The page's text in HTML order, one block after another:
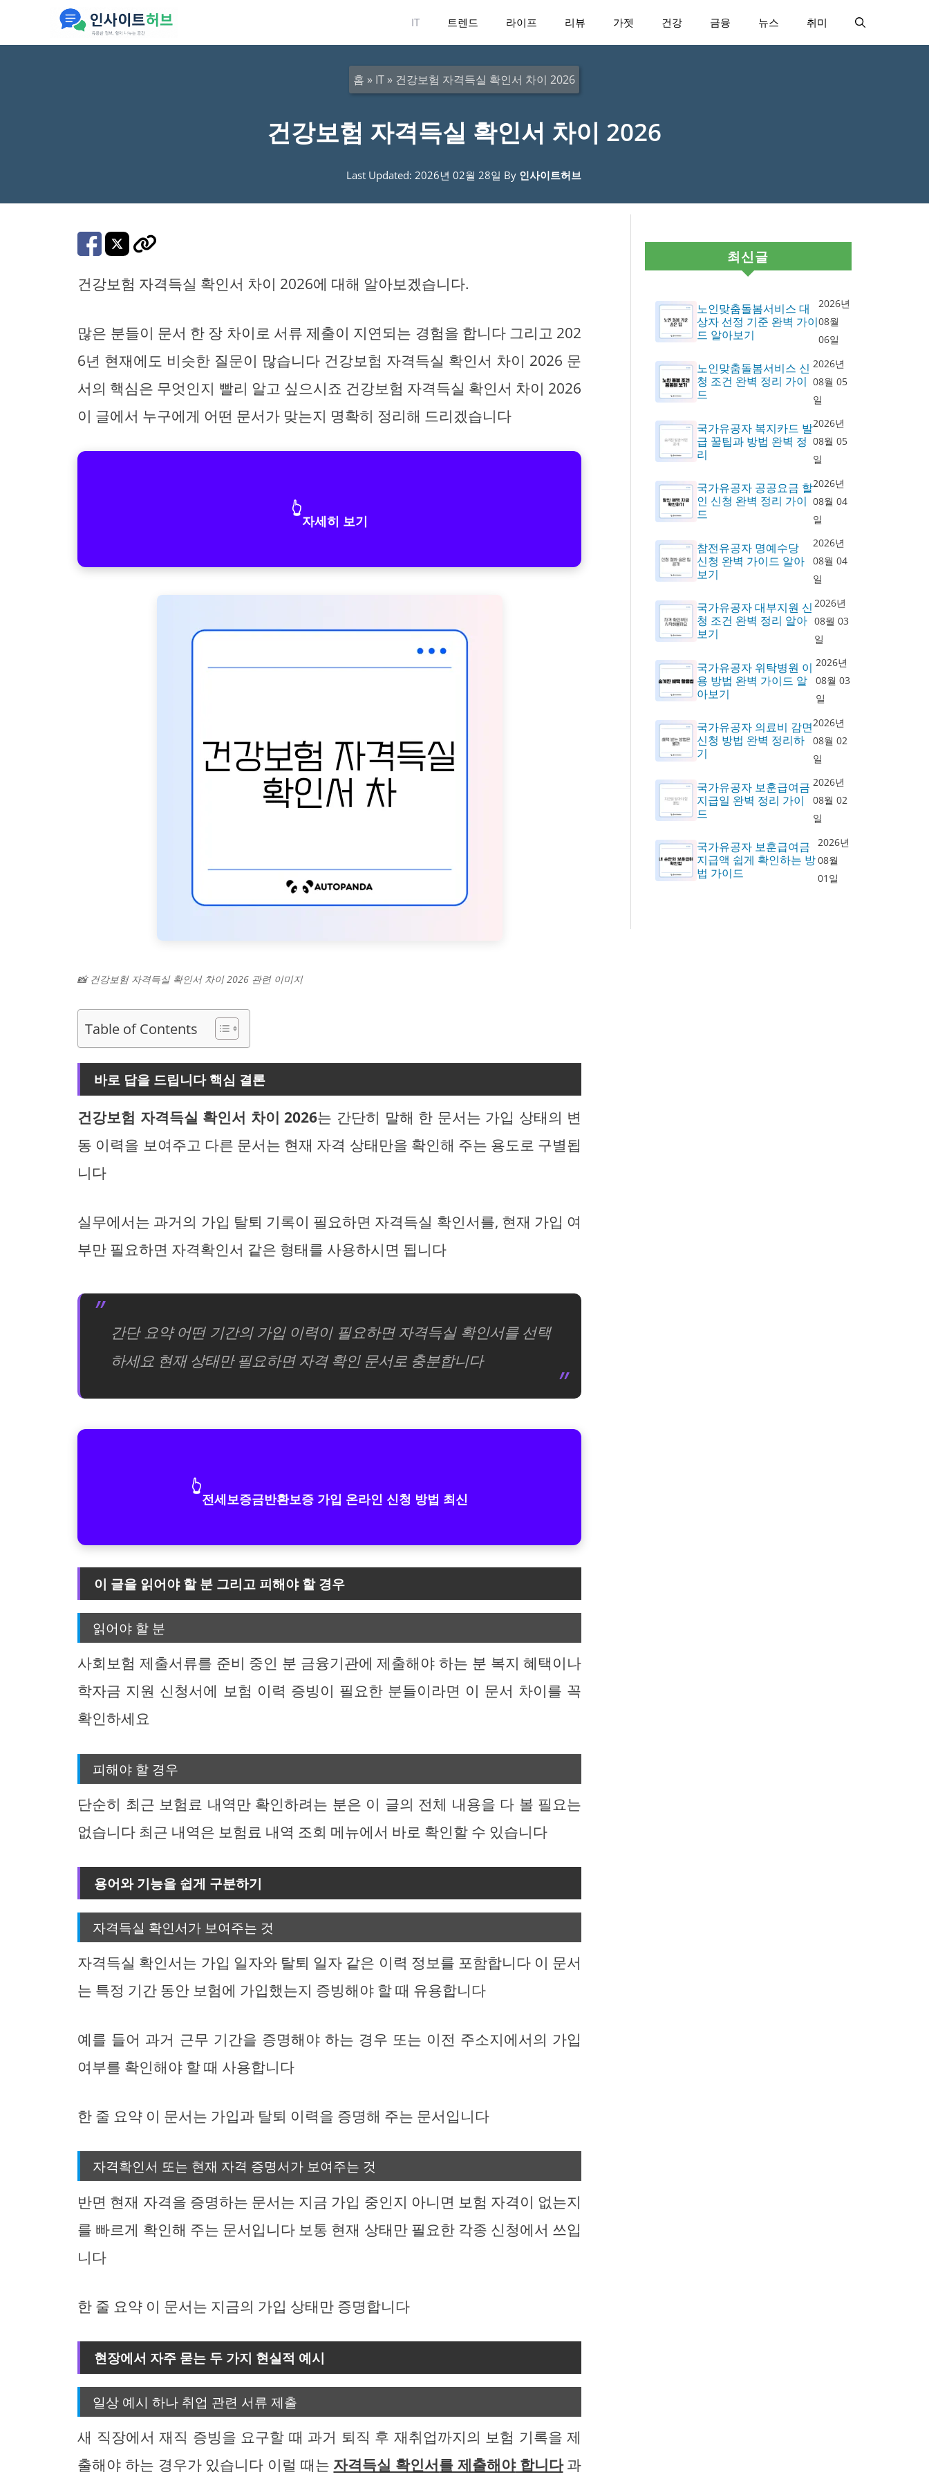
IT 트렌드 라이프 리뷰 가젯 건강 금융 뉴스 취미
홈 » IT» 건강보험 자격득실 확인서 차이 2026
건강보험 자격득실 확인서 차이 2026
Last Updated: 2026년 02월 28일 By 인사이트허브
건강보험 자격득실 확인서 차이 2026에 대해 알아보겠습니다.
많은 분들이 문서 한 장 차이로 서류 제출이 지연되는 경험을 합니다 그리고 202
6년 현재에도 비슷한 질문이 많습니다 건강보험 자격득실 확인서 차이 2026 문
서의 핵심은 무엇인지 빨리 알고 싶으시죠 건강보험 자격득실 확인서 차이 2026
이 글에서 누구에게 어떤 문서가 맞는지 명확히 정리해 드리겠습니다
👆
자세히 보기
📸 건강보험 자격득실 확인서 차이 2026 관련 이미지
Table of Contents
바로 답을 드립니다 핵심 결론
건강보험 자격득실 확인서 차이 2026는 간단히 말해 한 문서는 가입 상태의 변
동 이력을 보여주고 다른 문서는 현재 자격 상태만을 확인해 주는 용도로 구별됩
니다
실무에서는 과거의 가입 탈퇴 기록이 필요하면 자격득실 확인서를, 현재 가입 여
부만 필요하면 자격확인서 같은 형태를 사용하시면 됩니다
간단 요약 어떤 기간의 가입 이력이 필요하면 자격득실 확인서를 선택
하세요 현재 상태만 필요하면 자격 확인 문서로 충분합니다
👆
전세보증금반환보증 가입 온라인 신청 방법 최신
이 글을 읽어야 할 분 그리고 피해야 할 경우
읽어야 할 분
사회보험 제출서류를 준비 중인 분 금융기관에 제출해야 하는 분 복지 혜택이나
학자금 지원 신청서에 보험 이력 증빙이 필요한 분들이라면 이 문서 차이를 꼭
확인하세요
피해야 할 경우
단순히 최근 보험료 내역만 확인하려는 분은 이 글의 전체 내용을 다 볼 필요는
없습니다 최근 내역은 보험료 내역 조회 메뉴에서 바로 확인할 수 있습니다
용어와 기능을 쉽게 구분하기
자격득실 확인서가 보여주는 것
자격득실 확인서는 가입 일자와 탈퇴 일자 같은 이력 정보를 포함합니다 이 문서
는 특정 기간 동안 보험에 가입했는지 증빙해야 할 때 유용합니다
예를 들어 과거 근무 기간을 증명해야 하는 경우 또는 이전 주소지에서의 가입
여부를 확인해야 할 때 사용합니다
한 줄 요약 이 문서는 가입과 탈퇴 이력을 증명해 주는 문서입니다
자격확인서 또는 현재 자격 증명서가 보여주는 것
반면 현재 자격을 증명하는 문서는 지금 가입 중인지 아니면 보험 자격이 없는지
를 빠르게 확인해 주는 문서입니다 보통 현재 상태만 필요한 각종 신청에서 쓰입
니다
한 줄 요약 이 문서는 지금의 가입 상태만 증명합니다
현장에서 자주 묻는 두 가지 현실적 예시
일상 예시 하나 취업 관련 서류 제출
새 직장에서 재직 증빙을 요구할 때 과거 퇴직 후 재취업까지의 보험 기록을 제
출해야 하는 경우가 있습니다 이럴 때는 자격득실 확인서를 제출해야합니다과
최신글
노인맞춤돌봄서비스 대
상자 선정 기준 완벽 가이
드 알아보기
2026년
08월
06일
노인맞춤돌봄서비스 신
청 조건 완벽 정리 가이
드
2026년
08월 05
일
국가유공자 복지카드 발
급 꿀팁과 방법 완벽 정
리
2026년
08월 05
일
국가유공자 공공요금 할
인 신청 완벽 정리 가이
드
2026년
08월 04
일
참전유공자 명예수당
신청 완벽 가이드 알아
보기
2026년
08월 04
일
국가유공자 대부지원 신
청 조건 완벽 정리 알아
보기
2026년
08월 03
일
국가유공자 위탁병원 이
용 방법 완벽 가이드 알
아보기
2026년
08월 03
일
국가유공자 의료비 감면
신청 방법 완벽 정리하
기
2026년
08월 02
일
국가유공자 보훈급여금
지급일 완벽 정리 가이
드
2026년
08월 02
일
국가유공자 보훈급여금
지급액 쉽게 확인하는 방
법 가이드
2026년
08월
01일